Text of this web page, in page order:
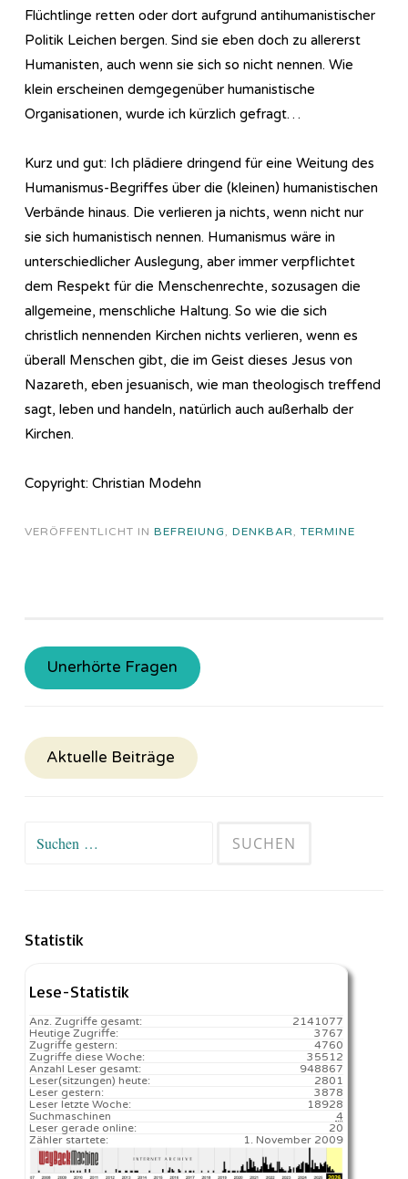
Flüchtlinge retten oder dort aufgrund antihumanistischer
Politik Leichen bergen. Sind sie eben doch zu allererst
Humanisten, auch wenn sie sich so nicht nennen. Wie
klein erscheinen demgegenüber humanistische
Organisationen, wurde ich kürzlich gefragt…
Kurz und gut: Ich plädiere dringend für eine Weitung des
Humanismus-Begriffes über die (kleinen) humanistischen
Verbände hinaus. Die verlieren ja nichts, wenn nicht nur
sie sich humanistisch nennen. Humanismus wäre in
unterschiedlicher Auslegung, aber immer verpflichtet
dem Respekt für die Menschenrechte, sozusagen die
allgemeine, menschliche Haltung. So wie die sich
christlich nennenden Kirchen nichts verlieren, wenn es
überall Menschen gibt, die im Geist dieses Jesus von
Nazareth, eben jesuanisch, wie man theologisch treffend
sagt, leben und handeln, natürlich auch außerhalb der
Kirchen.
Copyright: Christian Modehn
VERÖFFENTLICHT IN BEFREIUNG, DENKBAR, TERMINE
Unerhörte Fragen
Aktuelle Beiträge
Suchen
Statistik
Lese-Statistik
2141077
Anz. Zugriffe gesamt:
3767
Heutige Zugriffe:
4760
Zugriffe gestern:
35512
Zugriffe diese Woche:
948867
Anzahl Leser gesamt:
2801️
Leser(sitzungen) heute:
3878
Leser gestern:
18928️
Leser letzte Woche:
4
Suchmaschinen
20
Leser gerade online:
1. November 2009
Zähler startete: